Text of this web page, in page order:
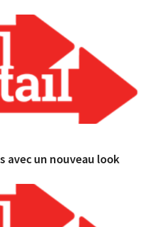
avec un nouveau look